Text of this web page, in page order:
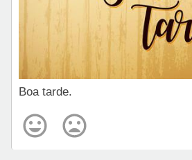
Boa tarde.